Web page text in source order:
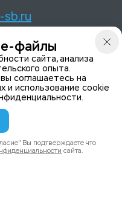
д. 70, корп. 1
безопасности
файлы
сайта, анализа
опыта.
соглашаетесь на
и использование cookie
.
Вы подтверждаете что
сайта.